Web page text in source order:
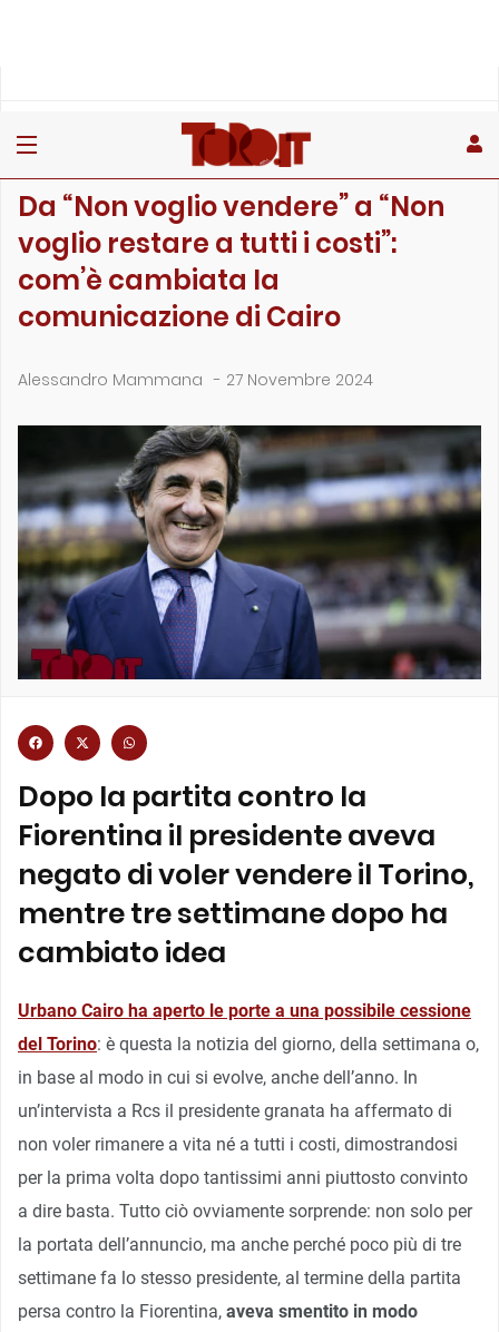
Da “Non voglio vendere” a “Non
voglio restare a tutti i costi”:
com’è cambiata la
comunicazione di Cairo
Alessandro Mammana - 27 Novembre 2024
Dopo la partita contro la
Fiorentina il presidente aveva
negato di voler vendere il Torino,
mentre tre settimane dopo ha
cambiato idea
Urbano Cairo ha aperto le porte a una possibile cessione
del Torino: è questa la notizia del giorno, della settimana o,
in base al modo in cui si evolve, anche dell’anno. In
un’intervista a Rcs il presidente granata ha affermato di
non voler rimanere a vita né a tutti i costi, dimostrandosi
per la prima volta dopo tantissimi anni piuttosto convinto
a dire basta. Tutto ciò ovviamente sorprende: non solo per
la portata dell’annuncio, ma anche perché poco più di tre
settimane fa lo stesso presidente, al termine della partita
persa contro la Fiorentina, aveva smentito in modo